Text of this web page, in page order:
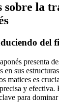
sobre la
del
presenta
en sus
matices es
precisa y efectiva.
para